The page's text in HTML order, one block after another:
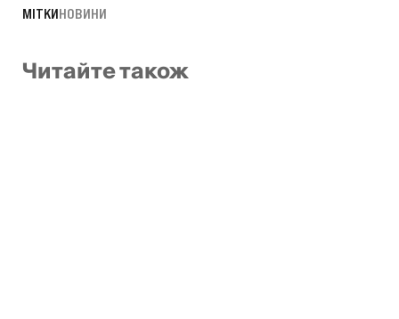
МІТКИНОВИНИ
Читайте також